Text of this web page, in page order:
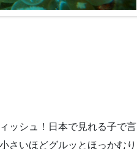
ッシュ！日本で見れる子で言
さいほどグルッとほっかむり